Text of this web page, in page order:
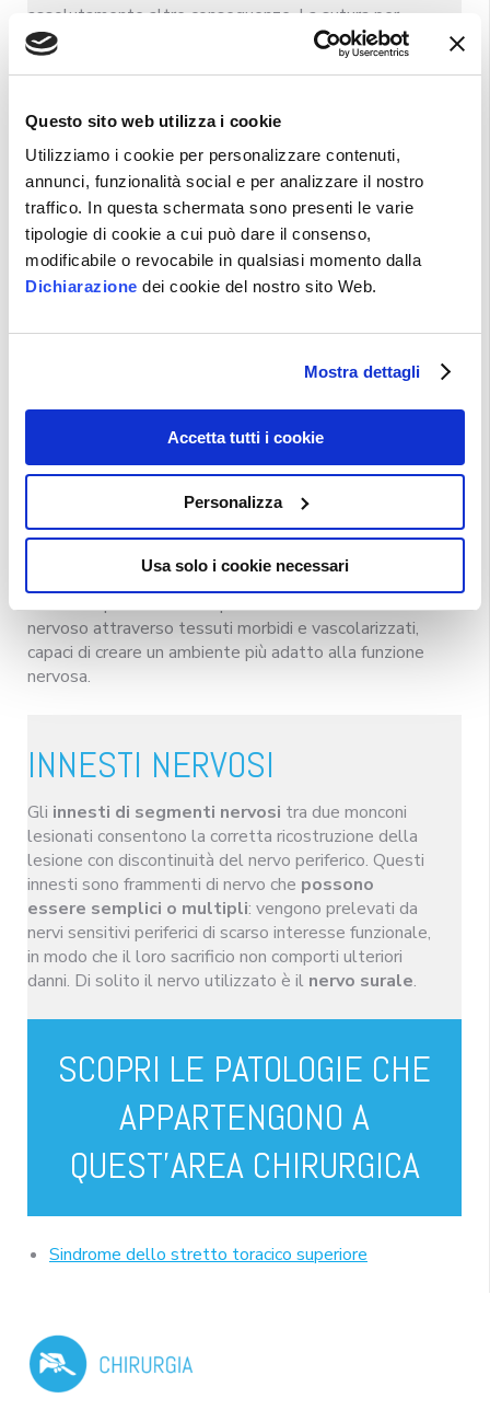
Questo sito web utilizza i cookie
Utilizziamo i cookie per personalizzare contenuti,
annunci, funzionalità social e per analizzare il nostro
traffico. In questa schermata sono presenti le varie
tipologie di cookie a cui può dare il consenso,
modificabile o revocabile in qualsiasi momento dalla
Dichiarazione dei cookie del nostro sito Web.
Mostra dettagli
Accetta tutti i cookie
Personalizza
Usa solo i cookie necessari
assolutamente altre conseguenze. La sutura per
congiungere i monconi richiede l’uso di fili molto
piccoli che a loro volta richiedono l’uso del
operatorio (microchirurgia).
RICAPITOLANDO…
NEUROLISI
periferico da uno spazio ristretto o da tessuti
NEUROPLASTICA
Laneuroplasticaconsiste nell’adattare il tronco
nervoso lesionato a una forma congrua per la
trasmissione nervosa: prevede l’esportazione di parti
lesionate periferiche e la protezione dello stesso tronco
nervoso attraverso tessuti morbidi e vascolarizzati,
capaci di creare un ambiente più adatto alla funzione
nervosa.
INNESTI NERVOSI
Gli innesti di segmenti nervosi tra due monconi
lesionati consentono la corretta ricostruzione della
lesione con discontinuità del nervo periferico. Questi
innesti sono frammenti di nervo che possono
essere semplici o multipli: vengono prelevati da
nervi sensitivi periferici di scarso interesse funzionale,
in modo che il loro sacrificio non comporti ulteriori
danni. Di solito il nervo utilizzato è il nervo surale.
SCOPRI LE PATOLOGIE CHE
APPARTENGONO A
QUEST’AREA CHIRURGICA
Sindrome dello stretto toracico superiore